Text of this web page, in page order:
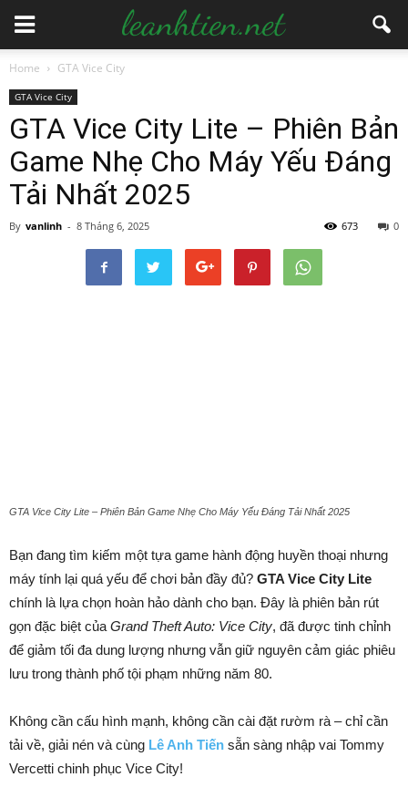
Home GTA Vice City
GTA Vice City
GTA Vice City Lite – Phiên Bản
Game Nhẹ Cho Máy Yếu Đáng
Tải Nhất 2025
By vanlinh - 8 Tháng 6, 2025 0
673
GTA Vice City Lite – Phiên Bản Game Nhẹ Cho Máy Yếu Đáng Tải Nhất 2025
Bạn đang tìm kiếm một tựa game hành động huyền thoại nhưng
máy tính lại quá yếu để chơi bản đầy đủ? GTA Vice City Lite
chính là lựa chọn hoàn hảo dành cho bạn. Đây là phiên bản rút
gọn đặc biệt của Grand Theft Auto: Vice City, đã được tinh chỉnh
để giảm tối đa dung lượng nhưng vẫn giữ nguyên cảm giác phiêu
lưu trong thành phố tội phạm những năm 80.
Không cần cấu hình mạnh, không cần cài đặt rườm rà – chỉ cần
tải về, giải nén và cùng Lê Anh Tiến sẵn sàng nhập vai Tommy
Vercetti chinh phục Vice City!